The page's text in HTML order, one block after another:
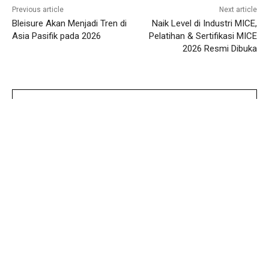
Previous article
Bleisure Akan Menjadi Tren di
Asia Pasifik pada 2026
Next article
Naik Level di Industri MICE,
Pelatihan & Sertifikasi MICE
2026 Resmi Dibuka